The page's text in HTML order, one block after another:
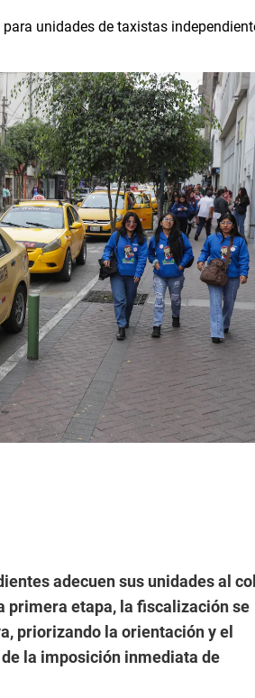
unidades de taxistas
adecuen sus unidades al
primera etapa, la fiscalización se
priorizando la orientación y el
la imposición inmediata de